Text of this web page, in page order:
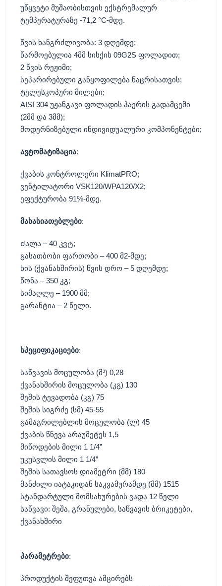
უწყვეტი მუშაობისთვის ექსტრემალურ
ტემპერატურაზე -71,2 °C-მდე.
წვის ხანგრძლივობა: 3 დღემდე;
წარმოებულია 4მმ სისქის 09G2S ფოლადით;
2 წვის რეჟიმი;
სეპარირებული განყოფილება ნაცრისათვის;
ტელესკოპური მილები;
AISI 304 უჟანგავი ფოლადის ჰაერის გადამცემი
(2მმ და 3მმ);
მოდერნიზებული ინდივიდუალური კომპონენტები;
ავტომატიზაცია:
ქვაბის კონტროლერი KlimatPRO;
ვენტილატორი VSK120/WPA120/X2;
ეფექტურობა 91%-მდე.
მახასიათებლები:
Ძალა – 40 კვტ;
გასათბობი ფართობი – 400 მ2-მდე;
ხის (ქვანახშირის) წვის დრო – 5 დღემდე;
წონა – 350 კგ;
სიმაღლე – 1900 მმ;
გარანტია – 2 წელი.
სპეციფიკაციები:
საწვავის მოცულობა (მ³) 0,28
ქვანახშირის მოცულობა (კგ) 130
შეშის ტევადობა (კგ) 75
შეშის სიგრძე (სმ) 45-55
გამაგრილებლის მოცულობა (ლ) 45
ქვაბის წნევა არაუმეტეს 1,5
მიწოდების მილი 1 1/4”
უკუსვლის მილი 1 1/4”
შეშის სათავსოს დიამეტრი (მმ) 180
მანძილი იატაკიდან საკვამურამდე (მმ) 1515
სტანდარტული მომსახურების ვადა 12 წელი
საწვავი: შეშა, გრანულები, საწვავის ბრიკეტები,
ქვანახშირი
პარამეტრები:
პროდუქტის შეფუთვა ამცირებს